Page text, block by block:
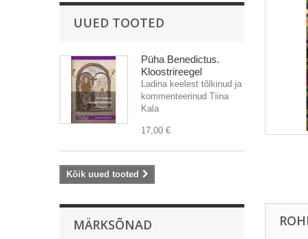
UUED TOOTED
Püha Benedictus.
Kloostrireegel
Ladina keelest tõlkinud ja
kommenteerinud Tiina
Kala
17,00 €
Kõik uued tooted
MÄRKSÕNAD